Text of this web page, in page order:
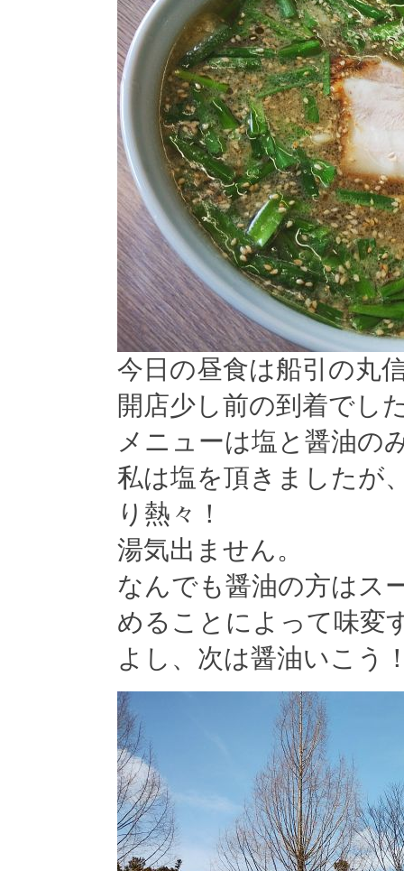
今日の昼食は船引の丸
開店少し前の到着でし
メニューは塩と醤油の
私は塩を頂きましたが
り熱々！
湯気出ません。
なんでも醤油の方はス
めることによって味変
よし、次は醤油いこう